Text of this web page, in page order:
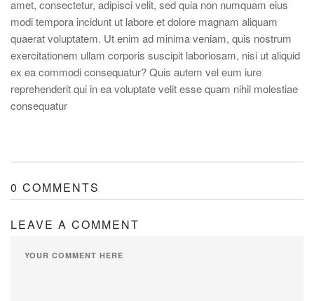
amet, consectetur, adipisci velit, sed quia non numquam eius
modi tempora incidunt ut labore et dolore magnam aliquam
quaerat voluptatem. Ut enim ad minima veniam, quis nostrum
exercitationem ullam corporis suscipit laboriosam, nisi ut aliquid
ex ea commodi consequatur? Quis autem vel eum iure
reprehenderit qui in ea voluptate velit esse quam nihil molestiae
consequatur
0 COMMENTS
LEAVE A COMMENT